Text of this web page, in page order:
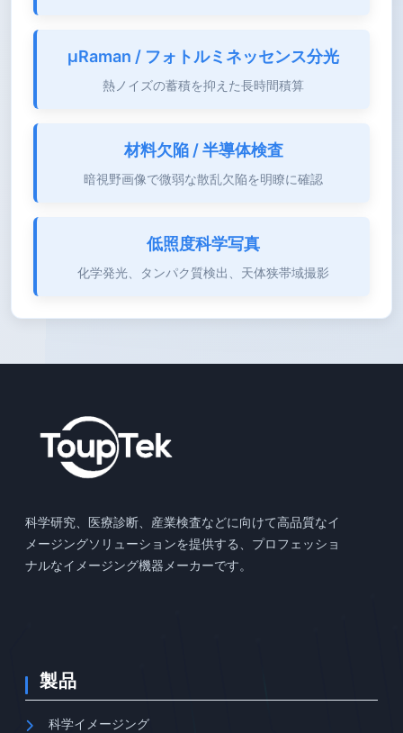
μRaman / フォトルミネッセンス分光
熱ノイズの蓄積を抑えた長時間積算
材料欠陥 / 半導体検査
暗視野画像で微弱な散乱欠陥を明瞭に確認
低照度科学写真
化学発光、タンパク質検出、天体狭帯域撮影
科学研究、医療診断、産業検査などに向けて高品質なイ
メージングソリューションを提供する、プロフェッショ
ナルなイメージング機器メーカーです。
製品
科学イメージング